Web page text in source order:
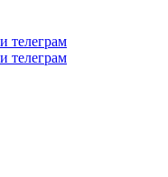
телеграм
телеграм